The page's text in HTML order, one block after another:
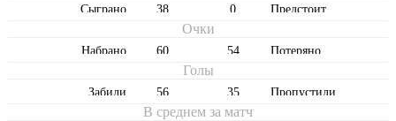
Cыграно 38 Предстоит
0
Очки
Набрано 60 Потеряно
54
Голы
Забили 56 Пропустили
35
В среднем за матч